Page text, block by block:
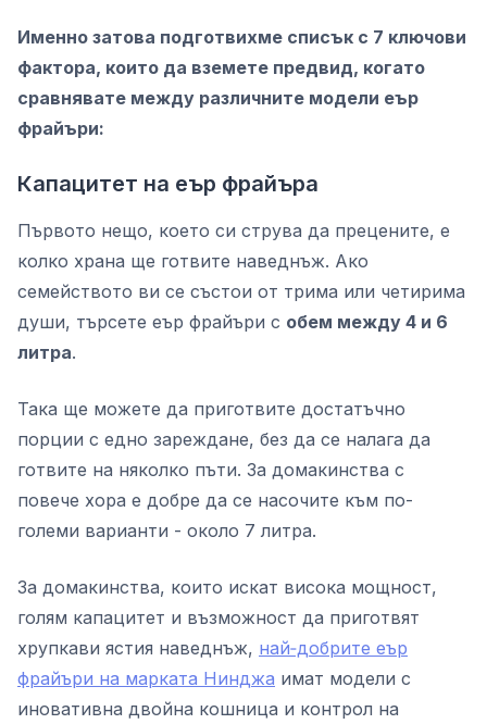
Именно затова подготвихме списък с 7 ключови
фактора, които да вземете предвид, когато
сравнявате между различните модели еър
фрайъри:
Капацитет на еър фрайъра
Първото нещо, което си струва да прецените, е
колко храна ще готвите наведнъж. Ако
семейството ви се състои от трима или четирима
души, търсете еър фрайъри с обем между 4 и 6
литра.
Така ще можете да приготвите достатъчно
порции с едно зареждане, без да се налага да
готвите на няколко пъти. За домакинства с
повече хора е добре да се насочите към по-
големи варианти - около 7 литра.
За домакинства, които искат висока мощност,
голям капацитет и възможност да приготвят
хрупкави ястия наведнъж, най‑добрите еър
фрайъри на марката Нинджа имат модели с
иновативна двойна кошница и контрол на